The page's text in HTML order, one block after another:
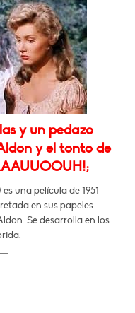
y un pedazo
y el tonto de
una película de 1951
en sus papeles
Se desarrolla en los